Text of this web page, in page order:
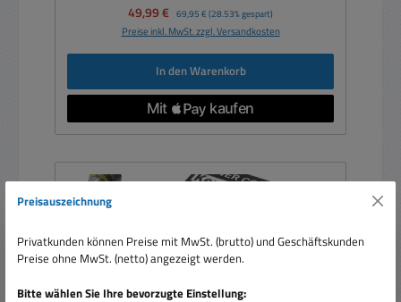
Verkaufspreis:
49,99 € Regulärer Preis:
69,95 € (28.53% gespart)
Preise inkl. MwSt. zzgl. Versandkosten
In den Warenkorb
Preisauszeichnung
Privatkunden können Preise mit MwSt. (brutto) und Geschäftskunden
Preise ohne MwSt. (netto) angezeigt werden.
Bitte wählen Sie Ihre bevorzugte Einstellung: